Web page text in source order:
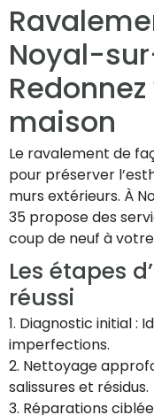
Noyal-
maison
Le ravalement de
pour préserver
murs extérieurs. À
35 propose des
coup de neuf à
Les étapes
réussi
1. Diagnostic initial :
imperfections.
2. Nettoyage
salissures et résidus.
3. Réparations